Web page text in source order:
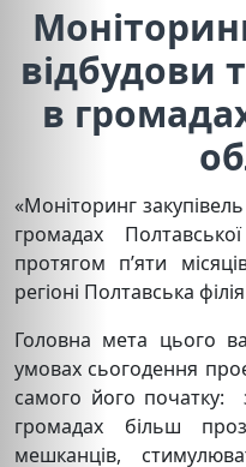
відбудови
в
«Моніторинг
громадах
протягом п’яти
регіоні Полтавська
Головна мета цього
умовах сьогодення
самого його початку:
громадах більш
мешканців,